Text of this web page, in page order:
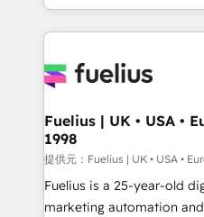
𝘳𝘦𝘴𝘱𝘰𝘯𝘴𝘪𝘷𝘦)
environments, optimise
sure you can actually use
for you and execute it on HubSpot.
framework, meaning
HubSpot and vetted by
can support public sector
other ones listed in our profile. Our
HubSpot implementation - HubSpot CMS website
Fuelius | UK • USA •
1998
提供元：Fuelius | UK • USA •
Fuelius is a 25-year-old
marketing automation and